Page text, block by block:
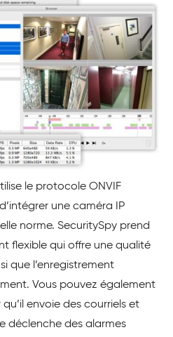
le protocole ONVIF
une caméra IP
norme. SecuritySpy prend
flexible qui offre une qualité
que l’enregistrement
Vous pouvez également
envoie des courriels et
déclenche des alarmes